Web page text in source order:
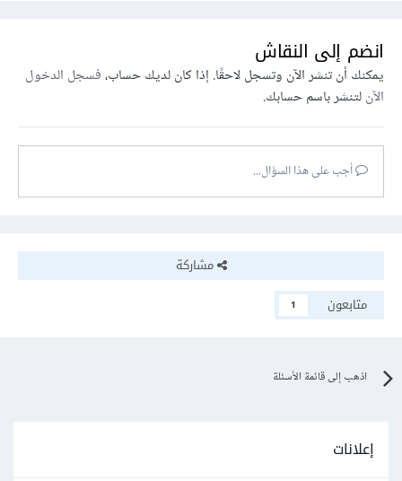
انضم إلى النقاش
يمكنك أن تنشر الآن وتسجل لاحقًا. إذا كان لديك حساب،فسجل الدخول
الآنلتنشر باسم حسابك.
أجب على هذا السؤال...
مشاركة
متابعون
1
اذهب إلى قائمة الأسئلة
إعلانات